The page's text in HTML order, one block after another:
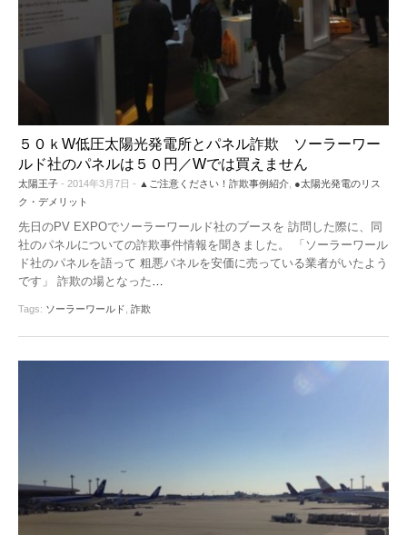
５０ｋW低圧太陽光発電所とパネル詐欺 ソーラーワー
ルド社のパネルは５０円／Wでは買えません
太陽王子 - 2014年3月7日 - ▲ご注意ください！詐欺事例紹介 ●太陽光発電のリス
ク・デメリット
先日のPV EXPOでソーラーワールド社のブースを 訪問した際に、同
社のパネルについての詐欺事件情報を聞きました。 「ソーラーワール
ド社のパネルを語って 粗悪パネルを安価に売っている業者がいたよう
です」 詐欺の場となった
Tags: ソーラーワールド 詐欺